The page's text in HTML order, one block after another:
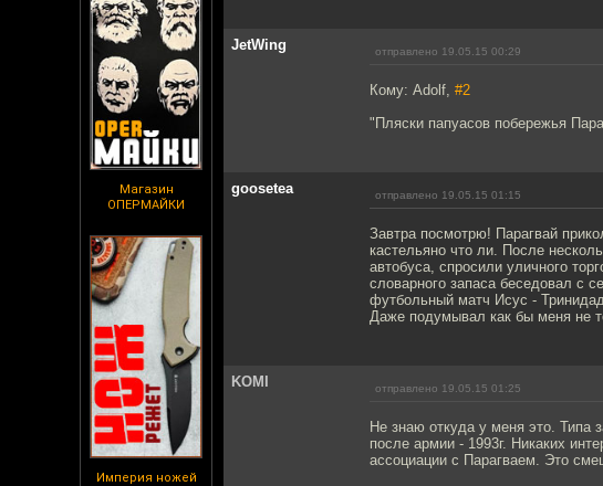
Магазин
ОПЕРМАЙКИ
Империя ножей
JetWing отправлено 19.05.15 00:29
Кому: Adolf, #2
"Пляски папуасов побережья
goosetea отправлено 19.05.15 01:15
Завтра посмотрю! Парагвай
кастельяно что ли. После
автобуса, спросили уличного
словарного запаса беседовал с
футбольный матч Исус -
Даже подумывал как бы меня не
KOMI отправлено 19.05.15 01:25
Не знаю откуда у меня это. Типа
после армии - 1993г. Никаких
ассоциации с Парагваем. Это